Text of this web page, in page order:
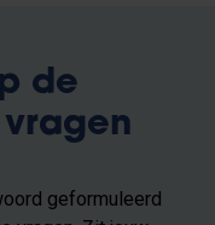
de
geformuleerd